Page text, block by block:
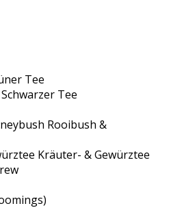
Tee
Schwarzer Tee
Rooibush &
Kräuter- & Gewürztee